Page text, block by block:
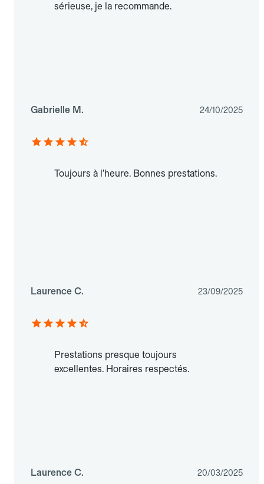
sérieuse, je la recommande.
Gabrielle M. 24/10/2025
Toujours à l’heure. Bonnes prestations.
Laurence C. 23/09/2025
Prestations presque toujours
excellentes. Horaires respectés.
Laurence C. 20/03/2025